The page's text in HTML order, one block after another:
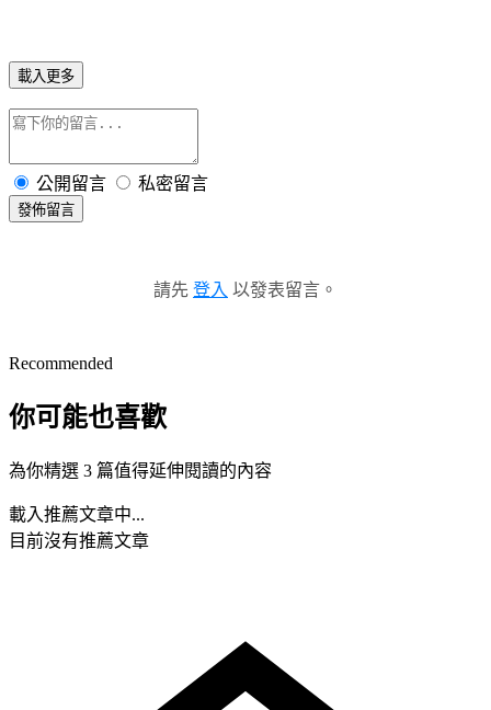
載入更多
公開留言 私密留言
發佈留言
請先 登入 以發表留言。
Recommended
你可能也喜歡
為你精選 3 篇值得延伸閱讀的內容
載入推薦文章中...
目前沒有推薦文章